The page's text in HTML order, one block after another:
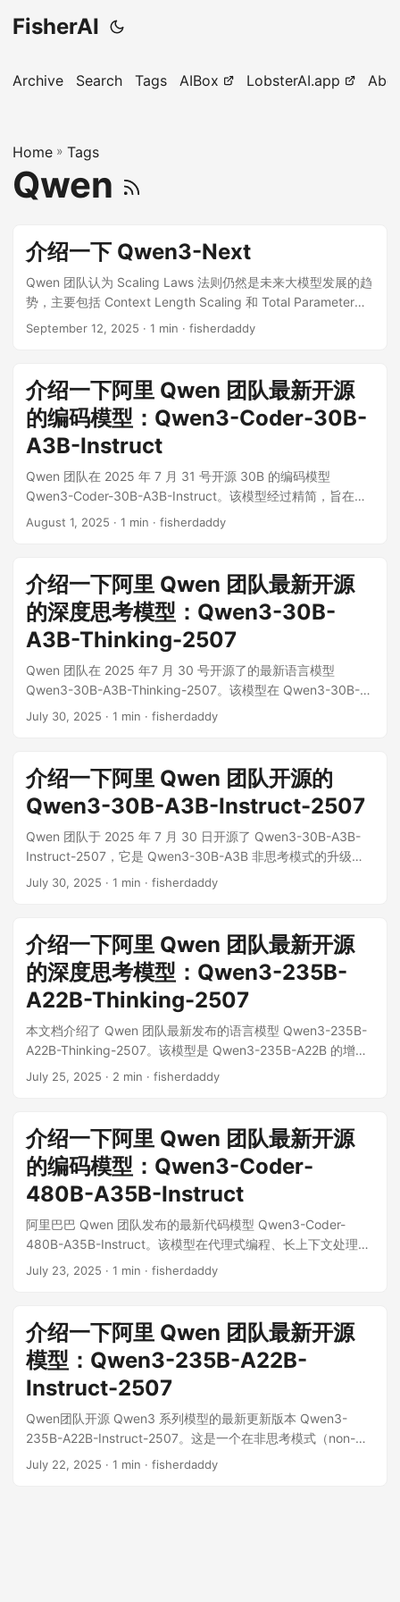
FisherAI
Archive Search Tags AIBox LobsterAI.app
Home » Tags
Qwen
介绍一下 Qwen3-Next
Qwen 团队认为 Scaling Laws 法则仍然是未来大模型发展的趋
势，主要包括 Context Length Scaling 和 Total Parameter
Scaling。基于这个判断，Qwen 团队推出 Qwen3-Next 全新
到基于这个架构的模型表现，Qwen3-Next-80B-A3B 仅用不
到 Qwen3-32B 模型十分之一的训练资源，就达到了相近甚至
更好的性能，并在长上下文推理场景下实现了超过 10 倍的吞吐
量提升。 基于 Qwen3-Next-80B-A3B-Base 模型，Qwen 团
队开源了 Qwen3-Next-80B-A3B-Instruct 与 Qwen3-Next-
80B-A3B-Thinking。Instruct 版本在超长上下文任务上优势明
显，性能媲美旗舰模型 Qwen3-235B；Thinking 版本在复杂推
理任务上超越了 Gemini-2.5-Flash-Thinking 等顶级闭源模
注意力以确保模型性能，实现了效率与效果的最佳平衡。 高稀
疏度 MoE 结构: 模型总参数量达到 80B，但每次推理仅激活约
3B 参数。专家系统扩展至 512 个总专家，并采用 10 个路由专
家和 1 个共享专家的组合，最大化资源利用率。 训练稳定性优
化: 采用了 Zero-Centered RMSNorm、权重衰减和 MoE
router 参数归一化等技术，确保了模型在复杂架构下训练的稳
定性。 多 Token 预测 (MTP): 原生支持 MTP 机制，通过一次
预测多个 token，有效提升了 Speculative Decoding 的效率和
9....
September 12, 2025 · 1 min · fisherdaddy
介绍一下阿里 Qwen 团队最新开源
的编码模型：Qwen3-Coder-30B-
A3B-Instruct
Qwen 团队在 2025 年 7 月 31 号开源 30B 的编码模型
Qwen3-Coder-30B-A3B-Instruct。该模型经过精简，旨在保
持卓越性能的同时提高效率，特别是在 Agentic 编程和长上下
的 Agentic 编程能力、对超长上下文的原生支持以及在各类代
码任务中的顶尖性能。该模型专为处理代码库级别的复杂任务
而设计，并通过特殊的函数调用格式，为开发者提供了强大的
工具集成能力。 模型亮点 卓越性能: 在 Agentic Coding (智能
体编程)、Agentic Browser-Use (智能体浏览器使用) 及其他基
础编码任务中，该模型在开源模型中表现出众。 长上下文能力:
原生支持 256K tokens 的上下文长度，并可通过 Yarn 技术扩
展至 1M tokens，能够轻松理解和处理整个代码库。 Agentic
务。 模型规格 模型类型: 因果语言模型 (Causal Language
Models)。 参数量: 总参数量为 30.5B，激活参数量为 3.3B。
架构: 包含 48 个层，采用分组查询注意力 (GQA) 机制，其中查
询 (Q) 有 32 个注意力头，键/值 (KV) 有 4 个。模型采用专家
混合 (MoE) 架构，共有 128 位专家，每次激活 8 位。 上下文
模式，不会在输出中生成 <think></think> 标记。 使用与部署
August 1, 2025 · 1 min · fisherdaddy
介绍一下阿里 Qwen 团队最新开源
的深度思考模型：Qwen3-30B-
A3B-Thinking-2507
Qwen 团队在 2025 年7 月 30 号开源了的最新语言模型
Qwen3-30B-A3B-Thinking-2507。该模型在 Qwen3-30B-
A3B 的基础上，进一步提升了深度推理和思考能力，专为处理
能力。该模型在过去三个月中持续迭代，显著增强了在逻辑、
数学、科学、编码等需要专业知识的领域的表现。同时，它在
指令遵循、工具使用、文本生成等通用能力以及对 256K 长上
下文的理解能力方面也得到了显著提升。因此，官方强烈推荐
在处理高复杂度推理任务时使用此版本。 模型规格与特性 模型
类型: 因果语言模型 (Causal Language Model)，采用 MoE
(Mixture-of-Experts) 架构。 参数规模: 总参数量为 30.5B，激
262,144 (256K) tokens 的上下文窗口。 核心模式: 模型仅支持
“thinking mode”，该模式默认启用，会自动在输出中包含思考
过程。 性能表现 该模型在一系列行业标准基准测试中展现了强
大的性能，尤其在以下方面提升显著： 推理能力: 在 AIME25
(数学推理) 和 HMMT25 (数学竞赛) 等高难度测试中得分大幅领
先前代模型及部分竞品。 编码能力: 在 LiveCodeBench 和
(MMLU-Pro)、与人类偏好对齐 (Arena-Hard v2)、Agent 应用
(>=4....
July 30, 2025 · 1 min · fisherdaddy
介绍一下阿里 Qwen 团队开源的
Qwen3-30B-A3B-Instruct-2507
Qwen 团队于 2025 年 7 月 30 日开源了 Qwen3-30B-A3B-
Instruct-2507，它是 Qwen3-30B-A3B 非思考模式的升级版
本，该模型在多个核心能力上进行了显著增强。 Qwen3-30B-
文本理解、数学、科学、代码和工具使用等通用能力上取得了
巨大进步。 知识覆盖更广：大幅增强了多语言场景下的长尾知
识覆盖范围。 用户对齐更优：在主观和开放式任务中能更好地
符合用户偏好，生成更有帮助和更高质量的文本。 长上下文能
力增强：提升了在 256K 长上下文理解方面的能力。 模型规格
模型类型：因果语言模型 (Causal Language Models)，仅支持
非思考模式。 参数量：总参数量为 30.5B，激活参数量为
3.3B。 模型架构：采用混合专家模型 (MoE) 架构，包含 48 个
个行业标准测试基准 (Benchmark) 中展现出强大的竞争力，其
表现在多个方面可与 GPT-4o-0327 和 Gemini-2.5-Flash 等顶
尖模型媲美或超越。 推理能力：在 AIME25 (数学) 和
ZebraLogic (逻辑) 等测试中得分尤为突出，显著优于其前代模
成测试中表现优异。 对齐能力：在 Arena-Hard v2、Creative
Writing v3 和 WritingBench 等评估模型与人类偏好对齐程度的
测试中，得分大幅领先其前代模型，并超过了 GPT-4o。 使用
务部署：推荐使用 sglang (>=0....
July 30, 2025 · 1 min · fisherdaddy
介绍一下阿里 Qwen 团队最新开源
的深度思考模型：Qwen3-235B-
A22B-Thinking-2507
本文档介绍了 Qwen 团队最新发布的语言模型 Qwen3-235B-
A22B-Thinking-2507。该模型是 Qwen3-235B-A22B 的增强
版本，在思维和推理能力上进行了深度优化，旨在处理高度复
推理性能：在逻辑、数学、科学和编程等需要深度思考的领
域，该模型表现出色，在多个基准测试中达到了开源思维模型
的顶尖水平。 全面的通用能力：除了推理能力，模型在指令遵
循、工具使用、文本生成和与人类偏好对齐等方面也得到了显
著提升。 增强的长上下文处理：模型支持 256K 的长上下文窗
口，能更好地理解和处理长篇文档。 专为复杂任务设计：官方
强烈推荐在高度复杂的推理任务中使用此版本，因为它具有更
长的“思考长度” (thinking length)。 模型规格 模型类型：因果
激活参数量为 22B (220亿)。 模型架构：采用 MoE (Mixture of
Experts) 架构，包含 94 个层和 128 个专家，每次激活 8 个。
上下文长度：原生支持 262,144 (即 256K) tokens 的上下文长
度。 性能表现 该模型在一系列权威基准测试中与其他顶尖模型
多个方面展现了卓越性能： 推理能力：在数学竞赛基准
AIME25 (得分 92.3) 和 HMMT25 (得分 83.9) 上表现突出。
编程能力：在 LiveCodeBench (得分 74.1) 和 CFEval (得分
July 25, 2025 · 2 min · fisherdaddy
介绍一下阿里 Qwen 团队最新开源
的编码模型：Qwen3-Coder-
480B-A35B-Instruct
阿里巴巴 Qwen 团队发布的最新代码模型 Qwen3-Coder-
480B-A35B-Instruct。该模型在代理式编程、长上下文处理和
工具调用方面取得了显著进展。 模型规格 模型类型：因果语言
(350亿) 参数。 模型结构：包含 62 个层，160 个专家（每次
激活 8 个），并使用分组查询注意力 (GQA) 机制。 上下文长
度：原生支持 256K tokens，为处理大规模代码和文档提供了
基础。 使用与集成 快速上手：官方建议使用最新版本的
transformers 库进行调用，并提供了详细的 Python 代码示
例。 本地化支持：模型已得到 Ollama、LMStudio、MLX-
LM、llama.cpp 等多种本地部署工具的支持。 内存管理：如果
遇到内存不足 (OOM) 的问题，建议将上下文长度缩短（例如
July 23, 2025 · 1 min · fisherdaddy
介绍一下阿里 Qwen 团队最新开源
模型：Qwen3-235B-A22B-
Instruct-2507
Qwen团队开源 Qwen3 系列模型的最新更新版本 Qwen3-
235B-A22B-Instruct-2507。这是一个在非思考模式（non-
thinking mode）下运行的大型语言模型，相较于前一版本，在
July 22, 2025 · 1 min · fisherdaddy